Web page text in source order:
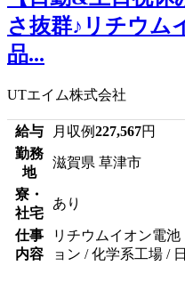
さ抜群♪リチウム
品...
UTエイム株式会社
給与 月収例227,567円
勤務
地
滋賀県 草津市
寮・
社宅
あり
仕事
内容
リチウムイオン電
ョン / 化学系工場 /